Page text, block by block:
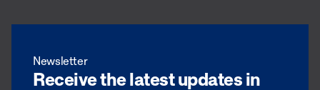
Newsletter
Receive the latest updates in